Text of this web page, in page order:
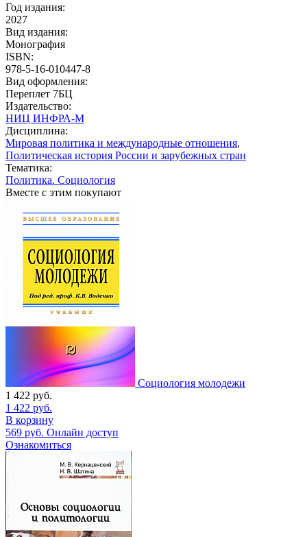
Год издания:
2027
Вид издания:
Монография
ISBN:
978-5-16-010447-8
Вид оформления:
Переплет 7БЦ
Издательство:
НИЦ ИНФРА-М
Дисциплина:
Мировая политика и международные отношения,
Политическая история России и зарубежных стран
Тематика:
Политика. Социология
Вместе с этим покупают
Социология молодежи
1 422 руб.
1 422 руб.
В корзину
569 руб. Онлайн доступ
Ознакомиться